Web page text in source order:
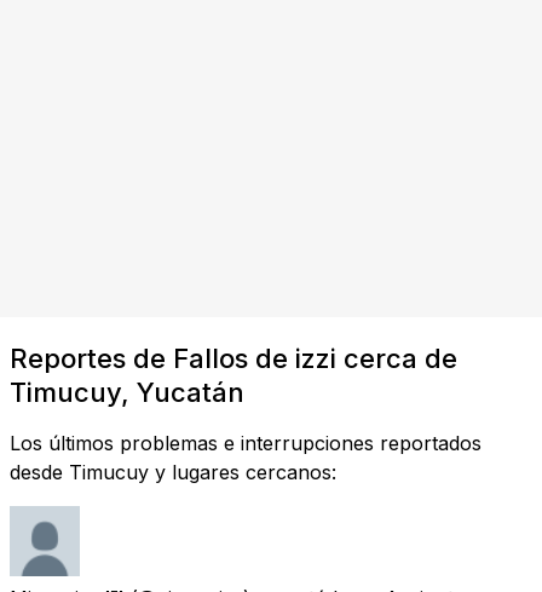
Reportes de Fallos de izzi cerca de
Timucuy, Yucatán
Los últimos problemas e interrupciones reportados
desde Timucuy y lugares cercanos: